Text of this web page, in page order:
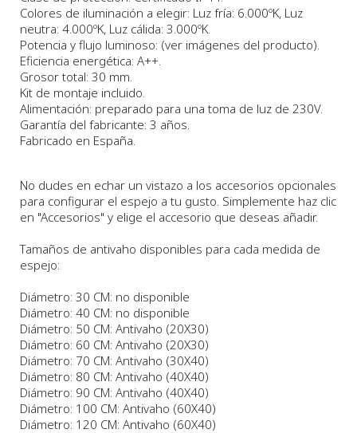
Colores de iluminación a elegir: Luz fría: 6.000ºK, Luz
neutra: 4.000ºK, Luz cálida: 3.000ºK.
Potencia y flujo luminoso: (ver imágenes del producto).
Eficiencia energética: A++.
Grosor total: 30 mm.
Kit de montaje incluido.
Alimentación: preparado para una toma de luz de 230V.
Garantía del fabricante: 3 años.
Fabricado en España.
No dudes en echar un vistazo a los accesorios opcionales
para configurar el espejo a tu gusto. Simplemente haz clic
en "Accesorios" y elige el accesorio que deseas añadir.
Tamaños de antivaho disponibles para cada medida de
espejo:
Diámetro: 30 CM: no disponible
Diámetro: 40 CM: no disponible
Diámetro: 50 CM: Antivaho (20X30)
Diámetro: 60 CM: Antivaho (20X30)
Diámetro: 70 CM: Antivaho (30X40)
Diámetro: 80 CM: Antivaho (40X40)
Diámetro: 90 CM: Antivaho (40X40)
Diámetro: 100 CM: Antivaho (60X40)
Diámetro: 120 CM: Antivaho (60X40)